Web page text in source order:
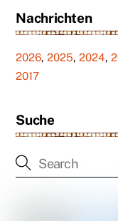
Nachrichten
2026,2025,2024,
2017
Suche